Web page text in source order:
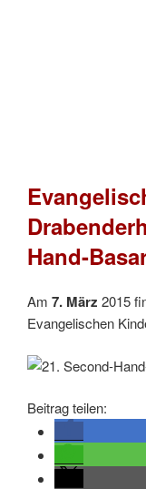
Hand-
Am 7. März 2015
Evangelischen
Beitrag teilen: